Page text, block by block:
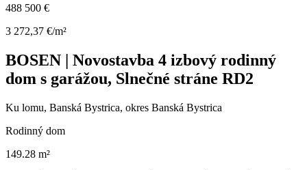
488 500 €
3 272,37 €/m²
BOSEN | Novostavba 4 izbový rodinný
dom s garážou, Slnečné stráne RD2
Ku lomu, Banská Bystrica, okres Banská Bystrica
Rodinný dom
149.28 m²